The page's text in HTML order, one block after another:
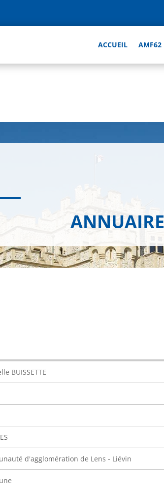
ACCUEIL AMF62
ANNUAIRE
BUISSETTE
d'agglomération de Lens - Liévin